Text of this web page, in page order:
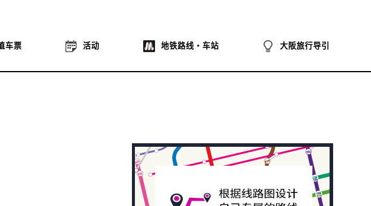
车票 活动 地铁路线・车站 大阪旅行导引